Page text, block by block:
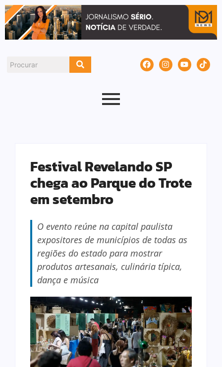
Festival Revelando SP
chega ao Parque do Trote
em setembro
O evento reúne na capital paulista
expositores de municípios de todas as
regiões do estado para mostrar
produtos artesanais, culinária típica,
dança e música